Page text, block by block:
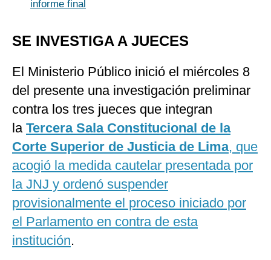
informe final
SE INVESTIGA A JUECES
El Ministerio Público inició el miércoles 8
del presente una investigación preliminar
contra los tres jueces que integran
la Tercera Sala Constitucional de la
Corte Superior de Justicia de Lima, que
acogió la medida cautelar presentada por
la JNJ y ordenó suspender
provisionalmente el proceso iniciado por
el Parlamento en contra de esta
institución.